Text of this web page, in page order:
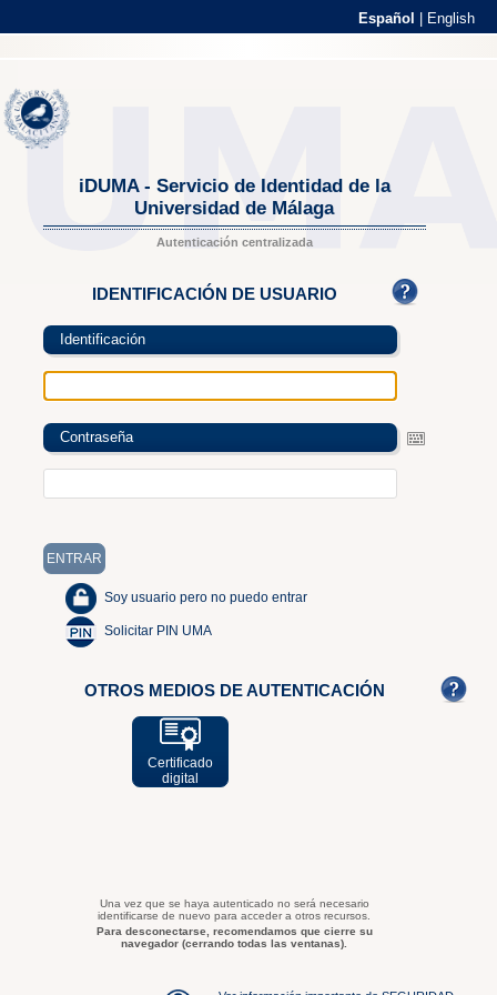
Español English
iDUMA - Servicio de Identidad de la
Universidad de Málaga
Autenticación centralizada
IDENTIFICACIÓN DE USUARIO
Identificación
Contraseña
Soy usuario pero no puedo entrar
Solicitar PIN UMA
OTROS MEDIOS DE AUTENTICACIÓN
Certificado
digital
Una vez que se haya autenticado no será necesario
identificarse de nuevo para acceder a otros recursos.
Para desconectarse, recomendamos que cierre su
navegador (cerrando todas las ventanas).